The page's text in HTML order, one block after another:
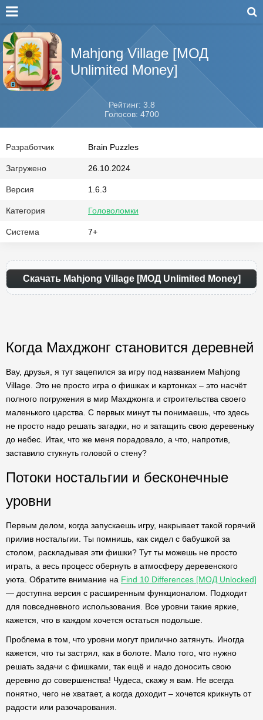
Mahjong Village [МОД
Unlimited Money]
Рейтинг: 3.8
Голосов: 4700
Разработчик Brain Puzzles
Загружено 26.10.2024
Версия 1.6.3
Категория Головоломки
Система 7+
Скачать Mahjong Village [МОД Unlimited Money]
Когда Махджонг становится деревней
Вау, друзья, я тут зацепился за игру под названием Mahjong
Village. Это не просто игра о фишках и картонках – это насчёт
полного погружения в мир Махджонга и строительства своего
маленького царства. С первых минут ты понимаешь, что здесь
не просто надо решать загадки, но и затащить свою деревеньку
до небес. Итак, что же меня порадовало, а что, напротив,
заставило стукнуть головой о стену?
Потоки ностальгии и бесконечные
уровни
Первым делом, когда запускаешь игру, накрывает такой горячий
прилив ностальгии. Ты помнишь, как сидел с бабушкой за
столом, раскладывая эти фишки? Тут ты можешь не просто
играть, а весь процесс обернуть в атмосферу деревенского
уюта. Обратите внимание на Find 10 Differences [МОД Unlocked]
— доступна версия с расширенным функционалом. Подходит
для повседневного использования. Все уровни такие яркие,
кажется, что в каждом хочется остаться подольше.
Проблема в том, что уровни могут прилично затянуть. Иногда
кажется, что ты застрял, как в болоте. Мало того, что нужно
решать задачи с фишками, так ещё и надо доносить свою
деревню до совершенства! Чудеса, скажу я вам. Не всегда
понятно, чего не хватает, а когда доходит – хочется крикнуть от
радости или разочарования.